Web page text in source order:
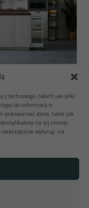
z technologii, takich jak pliki
do informacji o
przetwarzać dane, takie jak
na tej stronie.
wpłynąć na